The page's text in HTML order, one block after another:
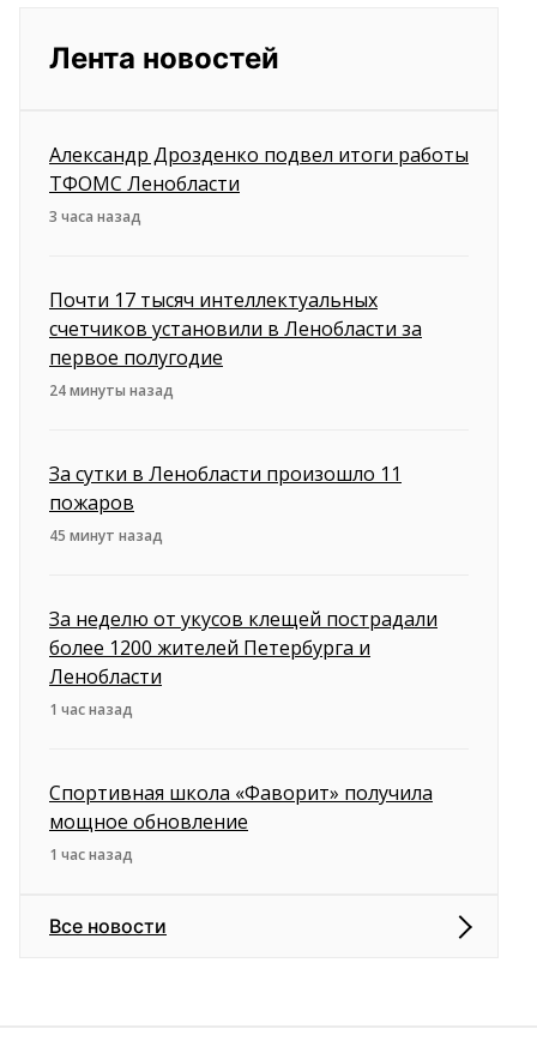
Лента новостей
Александр Дрозденко подвел итоги работы
ТФОМС Ленобласти
3 часа назад
Почти 17 тысяч интеллектуальных
счетчиков установили в Ленобласти за
первое полугодие
24 минуты назад
За сутки в Ленобласти произошло 11
пожаров
45 минут назад
За неделю от укусов клещей пострадали
более 1200 жителей Петербурга и
Ленобласти
1 час назад
Спортивная школа «Фаворит» получила
мощное обновление
1 час назад
Все новости